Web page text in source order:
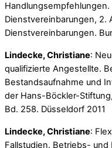
Dienstvereinbarungen, 2.
Dienstvereinbarungen.
Lindecke, Christiane:
qualifizierte Angestellte.
Bestandsaufnahme und
der Hans-Böckler-
Bd. 258. Düsseldorf 2011
Lindecke, Christiane:
Fallstudien. Betriebs- und